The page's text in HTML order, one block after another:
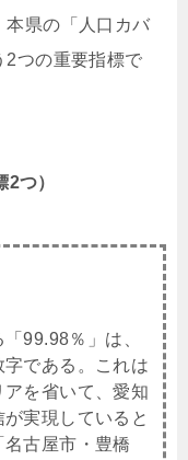
本県の「人口カバ
2つの重要指標で
つ）
99.98％」は、
である。これは
を省いて、愛知
実現していると
古屋市・豊橋